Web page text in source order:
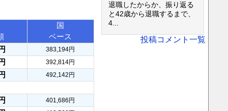
国
ベース
383,194円
392,814円
492,142円
401,686円
退職したからか、振り返る
と42歳から退職するまで、
4...
投稿コメント一覧